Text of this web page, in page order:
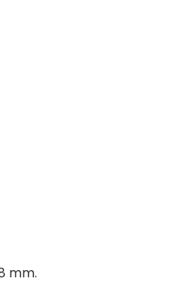
mm.